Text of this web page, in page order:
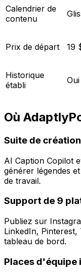
Calendrier de
contenu
Prix de départ 19
Historique
établi
Oui
Où
Suite de
AI Caption Copilot
générer légendes
de travail.
Support de 9
Publiez sur
LinkedIn,
tableau de bord.
Places d'équipe